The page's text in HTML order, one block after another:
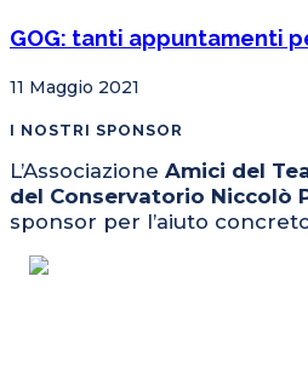
GOG: tanti appuntamenti
11 Maggio 2021
I NOSTRI SPONSOR
L’Associazione Amici del
del Conservatorio Niccolò
sponsor per l’aiuto